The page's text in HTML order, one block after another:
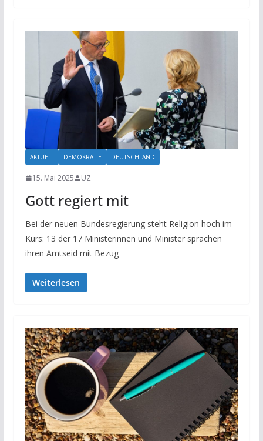
AKTUELL DEMOKRATIE DEUTSCHLAND
15. Mai 2025 UZ
Gott regiert mit
Bei der neuen Bundesregierung steht Religion hoch im
Kurs: 13 der 17 Ministerinnen und Minister sprachen
ihren Amtseid mit Bezug
Weiterlesen